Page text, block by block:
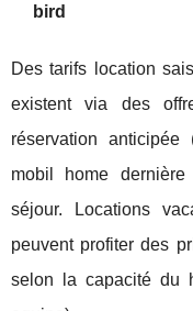
bird
Des tarifs location
existent via des
réservation anticipée
mobil home
séjour. Locations
peuvent profiter des
selon la capacité du